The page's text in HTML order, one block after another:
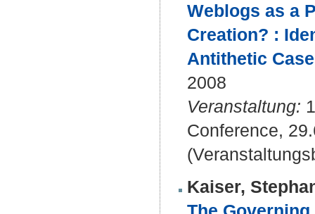
Weblogs as a
Creation? :
Antithetic
2008
Veranstaltung:
Conference,
Kaiser,